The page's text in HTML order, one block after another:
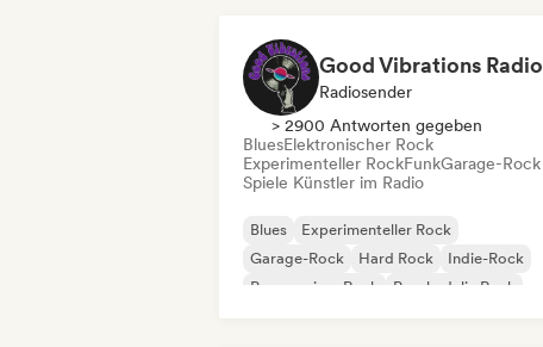
Good Vibrations Radio
Radiosender
> 2900 Antworten gegeben
BluesElektronischer Rock
Experimenteller RockFunkGarage-Rock
Spiele Künstler im Radio
Blues
Experimenteller Rock
Garage-Rock
Hard Rock
Indie-Rock
Progressiver Rock
Psychedelic Rock